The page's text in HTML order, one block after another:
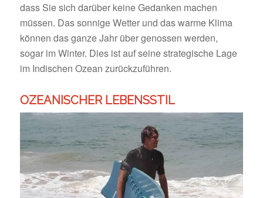
dass Sie sich darüber keine Gedanken machen
müssen. Das sonnige Wetter und das warme Klima
können das ganze Jahr über genossen werden,
sogar im Winter. Dies ist auf seine strategische Lage
im Indischen Ozean zurückzuführen.
OZEANISCHER LEBENSSTIL